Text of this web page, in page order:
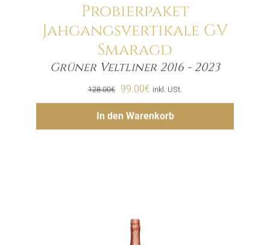
Probierpaket
Jahgangsvertikale GV
Smaragd
Grüner Veltliner 2016 - 2023
128.00€
Ursprünglicher
Preis
war:
99.00€ Aktueller
Preis
ist:
inkl. USt.
In den Warenkorb
Menge
Hinzufügen